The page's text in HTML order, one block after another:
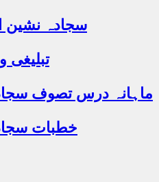
سجادہ نشین
تبلیغی
ماہانہ درس تصوف
خطبات